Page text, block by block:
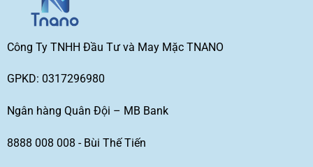
Công Ty TNHH Đầu Tư và May Mặc TNANO
GPKD: 0317296980
Ngân hàng Quân Đội – MB Bank
8888 008 008 - Bùi Thế Tiến